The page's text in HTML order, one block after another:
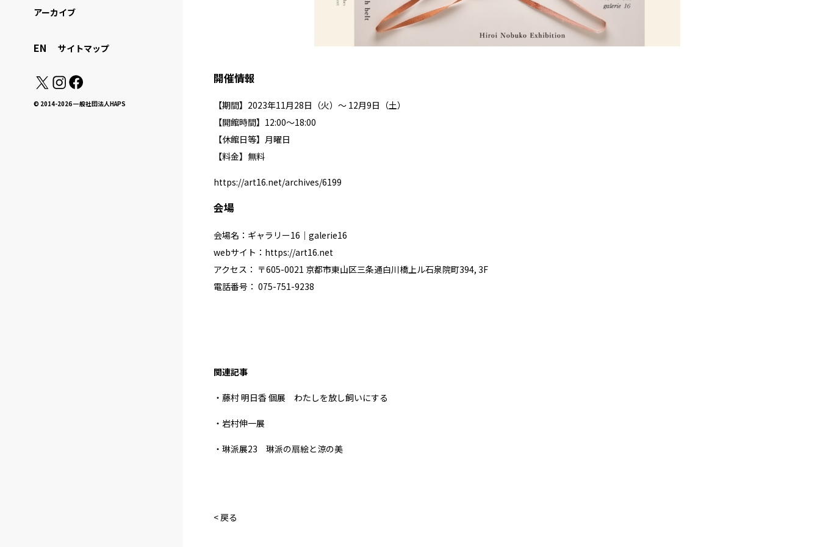
アーカイブ
EN サイトマップ
© 2014-2026 一般社団法人HAPS
開催情報
【期間】2023年11月28日（火）〜 12月9日（土）
【開館時間】12:00～18:00
【休館日等】月曜日
【料金】無料
https://art16.net/archives/6199
会場
会場名：ギャラリー16｜galerie16
webサイト： https://art16.net
アクセス： 〒605-0021 京都市東山区三条通白川橋上ル石泉院町394, 3F
電話番号： 075-751-9238
関連記事
・藤村 明日香 個展 わたしを放し飼いにする
・岩村伸一展
・琳派展23 琳派の扇絵と涼の美
< 戻る